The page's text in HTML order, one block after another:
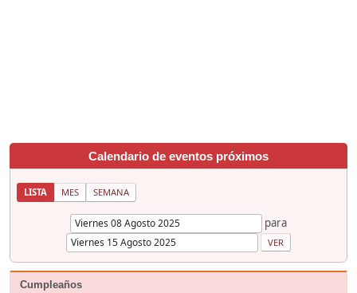
Calendario de eventos próximos
LISTA MES SEMANA
para
Cumpleaños